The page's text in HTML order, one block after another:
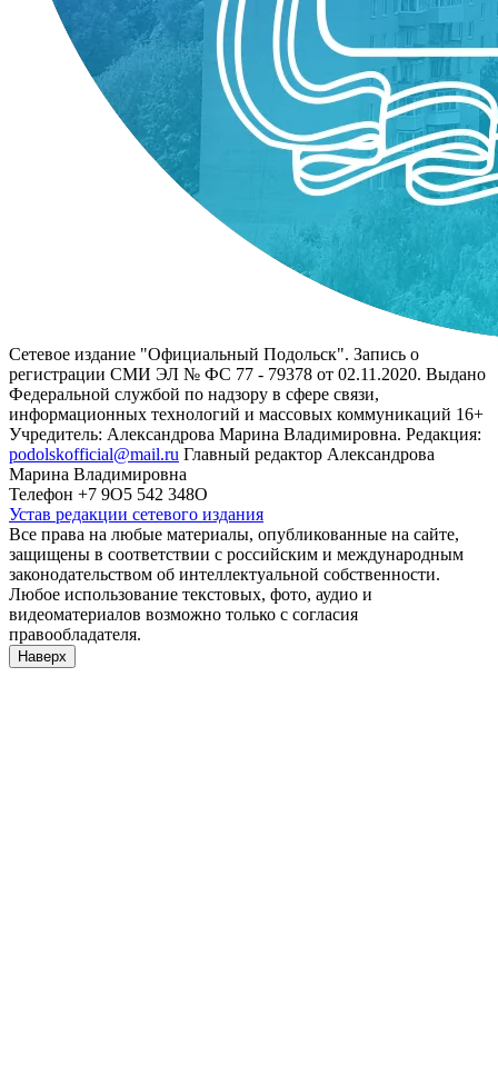
Сетевое издание "Официальный Подольск". Запись о
регистрации СМИ ЭЛ № ФС 77 - 79378 от 02.11.2020. Выдано
Федеральной службой по надзору в сфере связи,
информационных технологий и массовых коммуникаций 16+
Учредитель: Александрова Марина Владимировна. Редакция:
podolskofficial@mail.ru Главный редактор Александрова
Марина Владимировна
Телефон +7 9О5 542 348О
Устав редакции сетевого издания
Все права на любые материалы, опубликованные на сайте,
защищены в соответствии с российским и международным
законодательством об интеллектуальной собственности.
Любое использование текстовых, фото, аудио и
видеоматериалов возможно только с согласия
правообладателя.
Наверх